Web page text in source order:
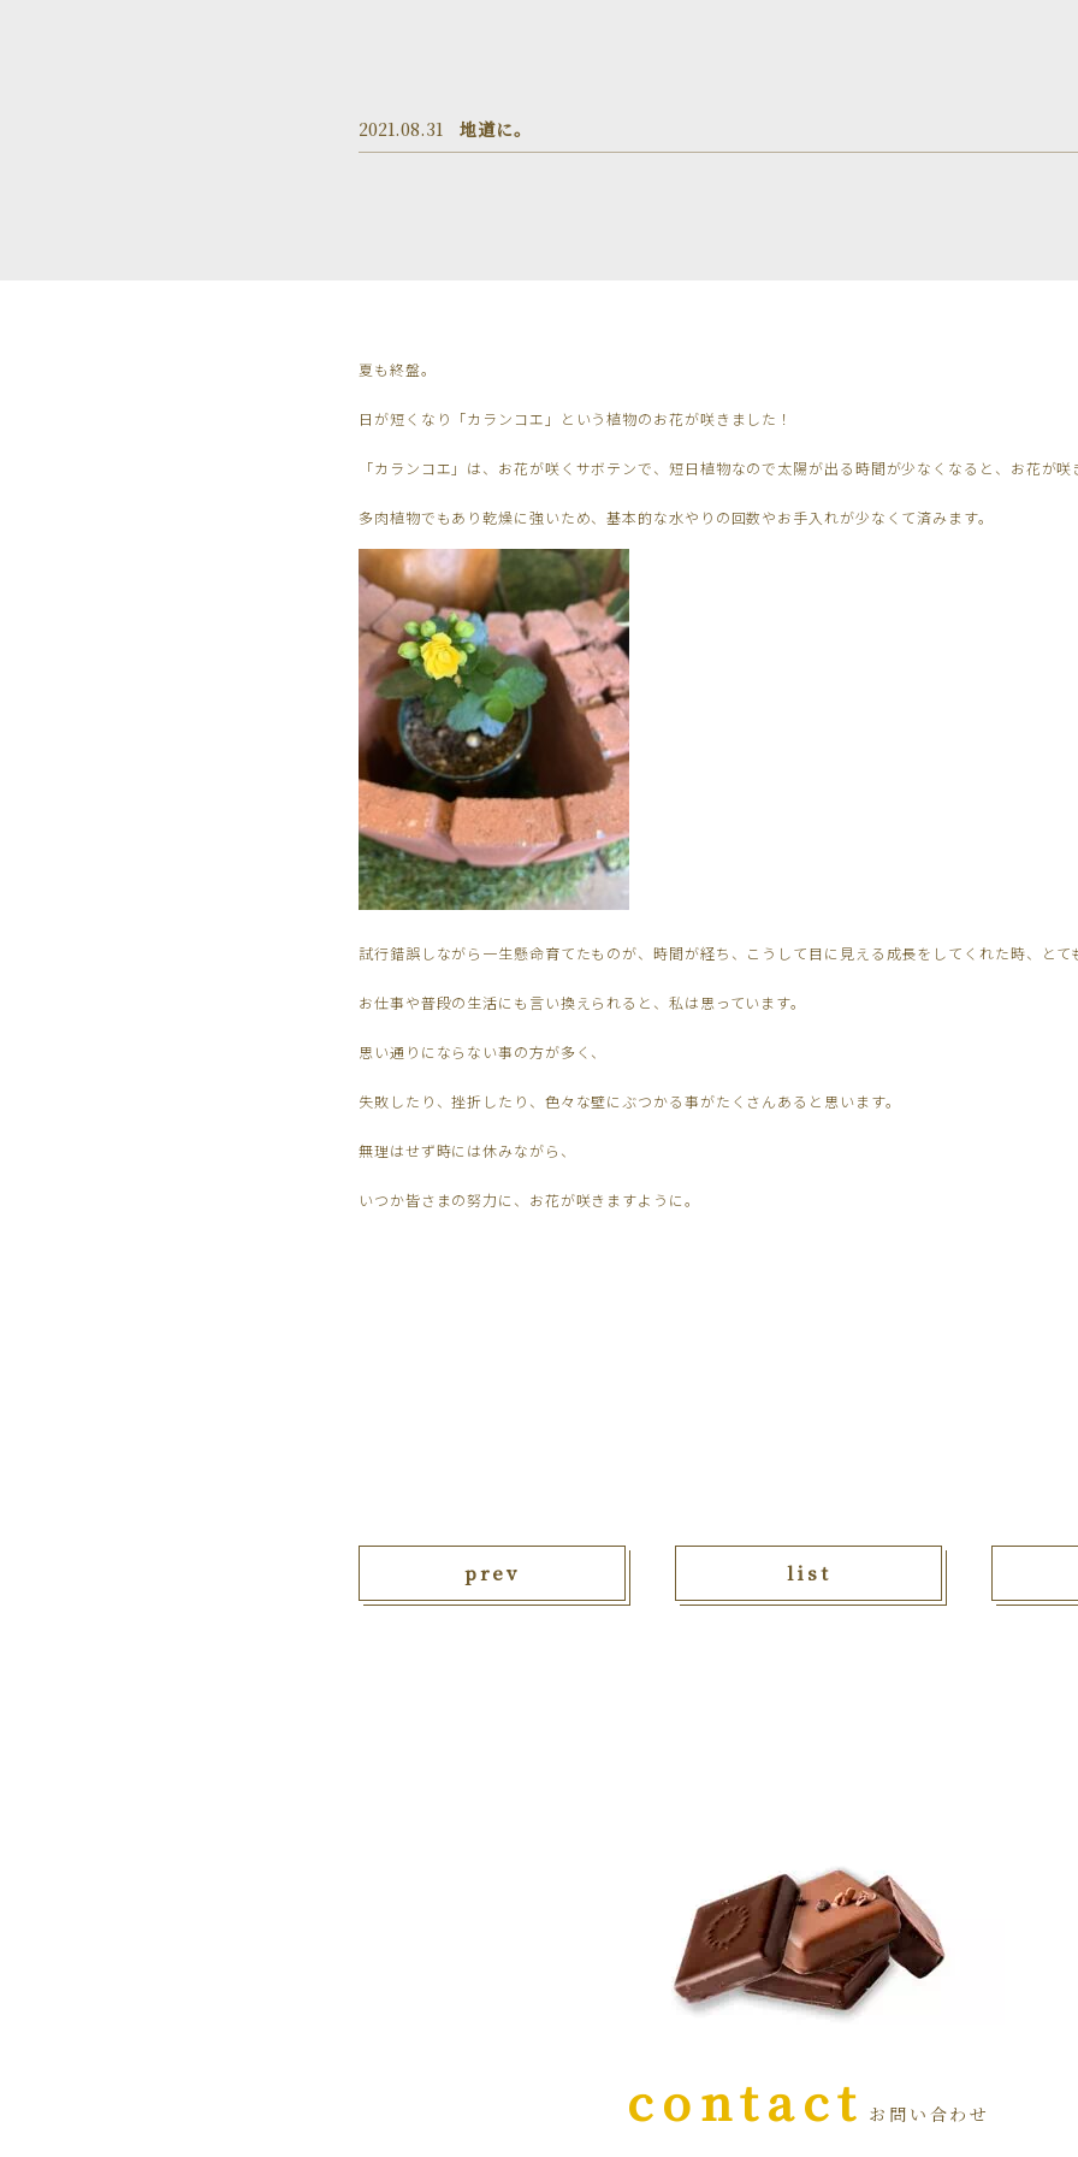
2021.08.31 地道に。
夏も終盤。
日が短くなり「カランコエ」という植物のお花が咲きました！
「カランコエ」は、お花が咲くサボテンで、短日植物なので太陽が出る時間が少なくなると、お花が咲
多肉植物でもあり乾燥に強いため、基本的な水やりの回数やお手入れが少なくて済みます。
試行錯誤しながら一生懸命育てたものが、時間が経ち、こうして目に見える成長をしてくれた時、と
お仕事や普段の生活にも言い換えられると、私は思っています。
思い通りにならない事の方が多く、
失敗したり、挫折したり、色々な壁にぶつかる事がたくさんあると思います。
無理はせず時には休みながら、
いつか皆さまの努力に、お花が咲きますように。
prev list
contact お問い合わせ